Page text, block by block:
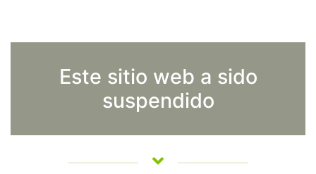
Este sitio web a sido
suspendido